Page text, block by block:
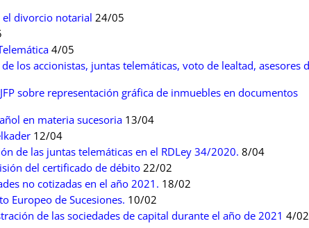
el divorcio notarial 24/05
4/05
los accionistas, juntas telemáticas, voto de lealtad, asesores
sobre representación gráfica de inmuebles en documentos
en materia sucesoria 13/04
12/04
de las juntas telemáticas en el RDLey 34/2020. 8/04
del certificado de débito22/02
no cotizadas en el año 2021. 18/02
Europeo de Sucesiones. 10/02
de las sociedades de capital durante el año de 2021 4/02